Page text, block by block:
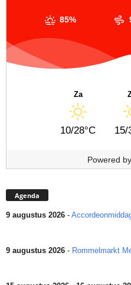
85%
Za
10/28°C 15/
Powered by
Agenda
9 augustus 2026 -
9 augustus 2026 - Rommelmarkt